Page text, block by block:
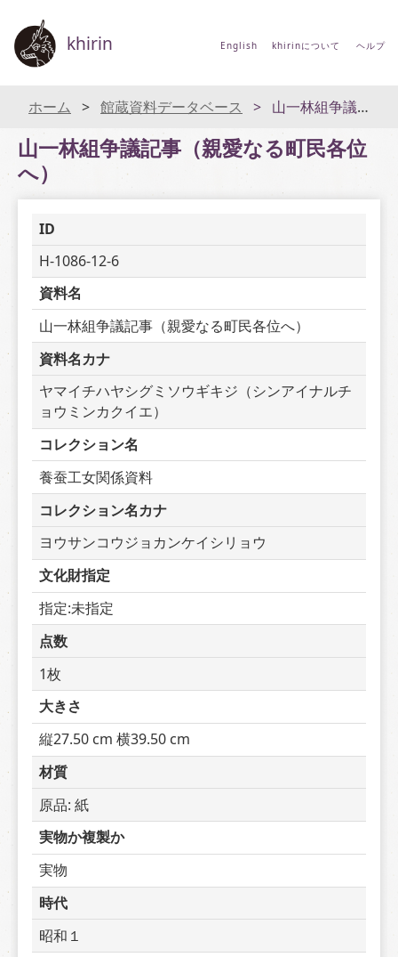
khirin English khirinについて ヘルプ
ホーム 館蔵資料データベース 山一林組争議記事（親愛なる町民各位へ）
山一林組争議記事（親愛なる町民各位
へ）
ID
H-1086-12-6
資料名
山一林組争議記事（親愛なる町民各位へ）
資料名カナ
ヤマイチハヤシグミソウギキジ（シンアイナルチ
ョウミンカクイエ）
コレクション名
養蚕工女関係資料
コレクション名カナ
ヨウサンコウジョカンケイシリョウ
文化財指定
指定:未指定
点数
1枚
大きさ
縦27.50 cm 横39.50 cm
材質
原品: 紙
実物か複製か
実物
時代
昭和１